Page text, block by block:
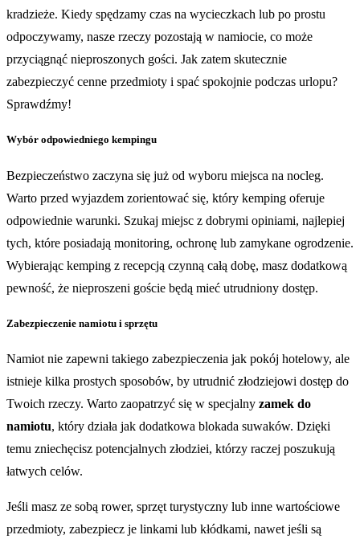
kradzieże. Kiedy spędzamy czas na wycieczkach lub po prostu
odpoczywamy, nasze rzeczy pozostają w namiocie, co może
przyciągnąć nieproszonych gości. Jak zatem skutecznie
zabezpieczyć cenne przedmioty i spać spokojnie podczas urlopu?
Sprawdźmy!
Wybór odpowiedniego kempingu
Bezpieczeństwo zaczyna się już od wyboru miejsca na nocleg.
Warto przed wyjazdem zorientować się, który kemping oferuje
odpowiednie warunki. Szukaj miejsc z dobrymi opiniami, najlepiej
tych, które posiadają monitoring, ochronę lub zamykane ogrodzenie.
Wybierając kemping z recepcją czynną całą dobę, masz dodatkową
pewność, że nieproszeni goście będą mieć utrudniony dostęp.
Zabezpieczenie namiotu i sprzętu
Namiot nie zapewni takiego zabezpieczenia jak pokój hotelowy, ale
istnieje kilka prostych sposobów, by utrudnić złodziejowi dostęp do
Twoich rzeczy. Warto zaopatrzyć się w specjalny zamek do
namiotu, który działa jak dodatkowa blokada suwaków. Dzięki
temu zniechęcisz potencjalnych złodziei, którzy raczej poszukują
łatwych celów.
Jeśli masz ze sobą rower, sprzęt turystyczny lub inne wartościowe
przedmioty, zabezpiecz je linkami lub kłódkami, nawet jeśli są